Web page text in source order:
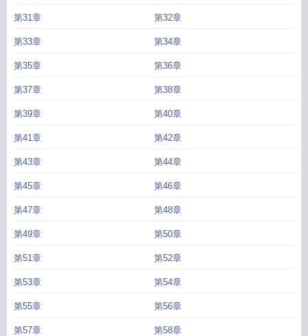
第31章 第32章
第33章 第34章
第35章 第36章
第37章 第38章
第39章 第40章
第41章 第42章
第43章 第44章
第45章 第46章
第47章 第48章
第49章 第50章
第51章 第52章
第53章 第54章
第55章 第56章
第57章 第58章